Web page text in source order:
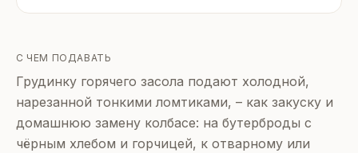
С ЧЕМ ПОДАВАТЬ
Грудинку горячего засола подают холодной,
нарезанной тонкими ломтиками, – как закуску и
домашнюю замену колбасе: на бутерброды с
чёрным хлебом и горчицей, к отварному или